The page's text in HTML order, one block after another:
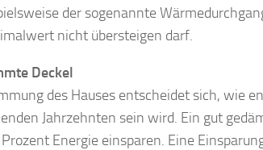
der sogenannte
nicht übersteigen darf.
Deckel
des Hauses entscheidet sich, wie
Jahrzehnten sein wird. Ein gut
Energie einsparen. Eine